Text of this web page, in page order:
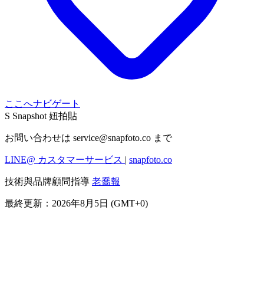
ここへナビゲート
S Snapshot 妞拍貼
お問い合わせは service@snapfoto.co まで
LINE@ カスタマーサービス | snapfoto.co
技術與品牌顧問指導 老喬報
最終更新：2026年8月5日 (GMT+0)